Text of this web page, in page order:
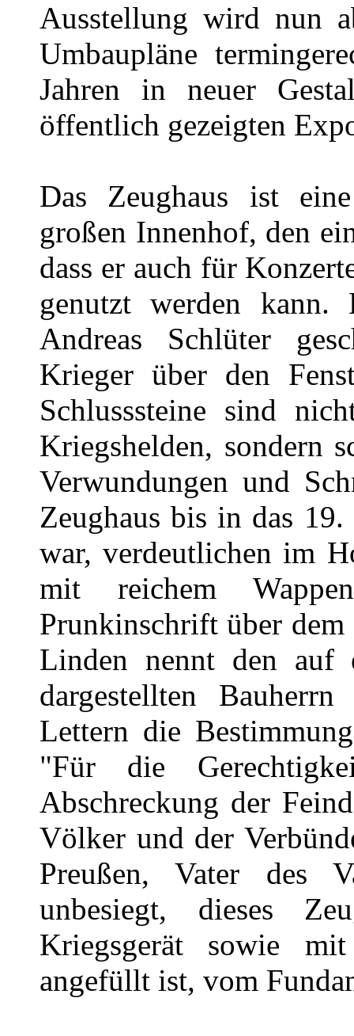
Ausstellung wird nun
Umbaupläne
Jahren in neuer
öffentlich gezeigten
Das Zeughaus ist
großen Innenhof, den
dass er auch für
genutzt werden kann.
Andreas Schlüter
Krieger über den
Schlusssteine sind
Kriegshelden, sondern
Verwundungen und
Zeughaus bis in das 19.
war, verdeutlichen im
mit reichem
Prunkinschrift über dem
Linden nennt den auf
dargestellten
Lettern die
"Für die
Abschreckung der
Völker und der
Preußen, Vater des
unbesiegt, dieses
Kriegsgerät sowie
angefüllt ist, vom